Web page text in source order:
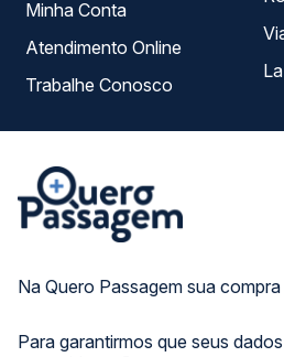
Na Quero Passagem sua
Para garantirmos que seus
Minha Conta
Atendimento Online
Trabalhe Conosco